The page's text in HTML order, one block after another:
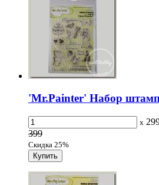
'Mr.Painter' Набор
x
399
Скидка 25%